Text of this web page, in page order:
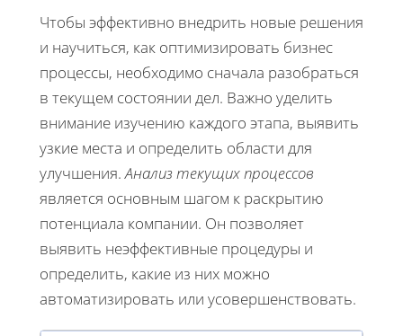
Чтобы эффективно внедрить новые решения
и научиться, как оптимизировать бизнес
процессы, необходимо сначала разобраться
в текущем состоянии дел. Важно уделить
внимание изучению каждого этапа, выявить
узкие места и определить области для
улучшения.Анализ текущих процессов
является основным шагом к раскрытию
потенциала компании. Он позволяет
выявить неэффективные процедуры и
определить, какие из них можно
автоматизировать или усовершенствовать.